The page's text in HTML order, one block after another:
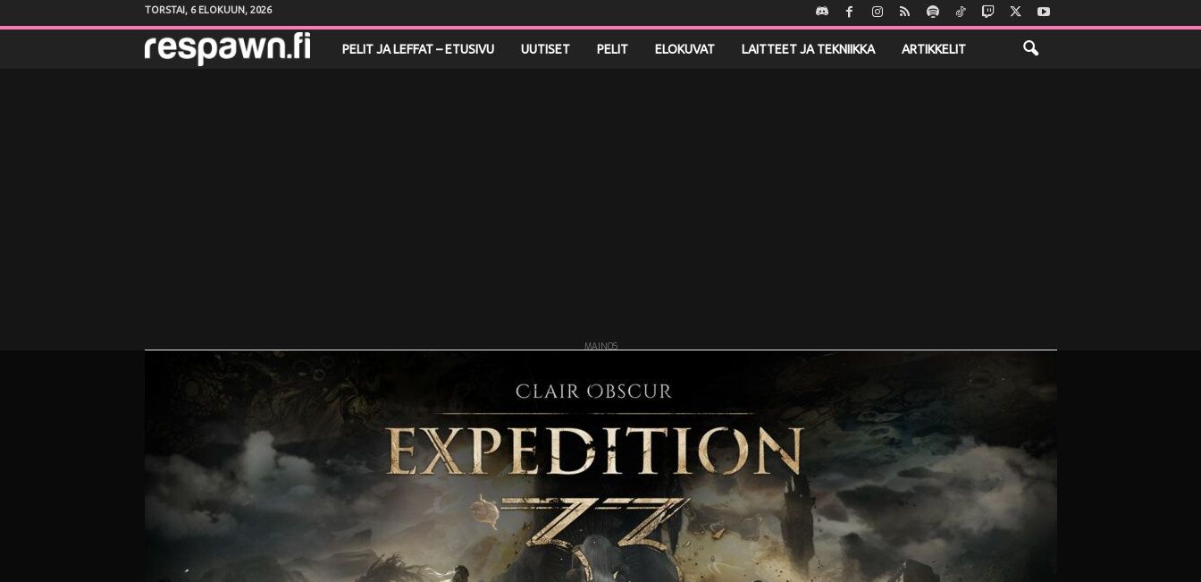
TORSTAI, 6 ELOKUUN, 2026
i
PELIT JA LEFFAT – ETUSIVU UUTISET PELIT ELOKUVAT LAITTEET JA TEKNIIKKA ARTIKKELIT
MAINOS